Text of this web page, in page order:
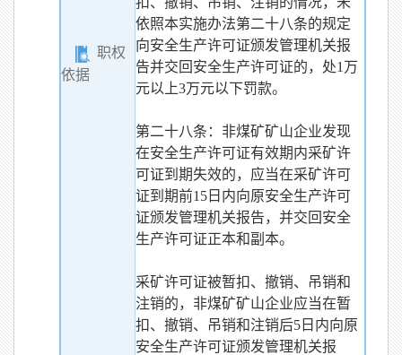
职权
依据
依照本实施办法第二十八条的规定
向安全生产许可证颁发管理机关报
告并交回安全生产许可证的，处1万
元以上3万元以下罚款。
第二十八条：非煤矿矿山企业发现
在安全生产许可证有效期内采矿许
可证到期失效的，应当在采矿许可
证到期前15日内向原安全生产许可
证颁发管理机关报告，并交回安全
生产许可证正本和副本。
采矿许可证被暂扣、撤销、吊销和
注销的，非煤矿矿山企业应当在暂
扣、撤销、吊销和注销后5日内向原
安全生产许可证颁发管理机关报